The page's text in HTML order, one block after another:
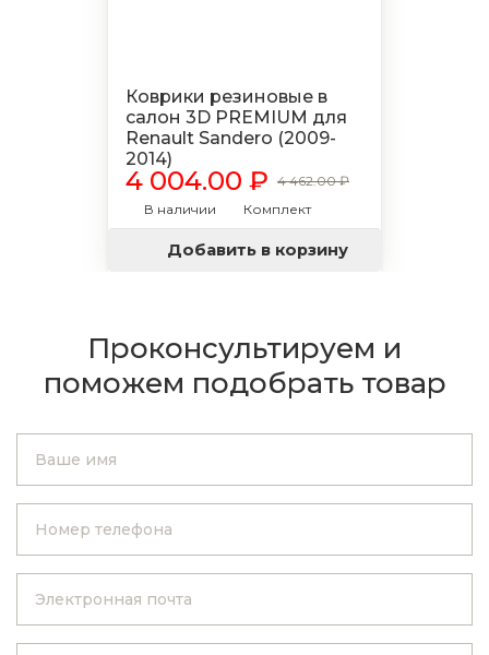
Коврики резиновые в
салон 3D PREMIUM для
Renault Sandero (2009-
2014)
4 004.00 ₽ 4 462.00 ₽
В наличии
Комплект
Добавить в корзину
Проконсультируем и
поможем подобрать товар